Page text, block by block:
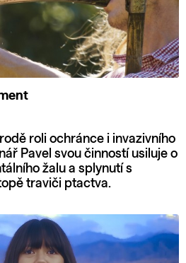
roli ochránce i invazivního
Pavel svou činností usiluje o
žalu a splynutí s
traviči ptactva.